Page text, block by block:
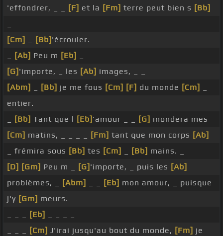
'effondrer, _ _
[F] et la [Fm] terre peut bien s [Bb]
[Cm]
[Bb] 'écrouler.
[Ab] Peu m [Eb]
[G] 'importe, _ les [Ab] images, _ _
[Abm]
[Bb] je me fous [Cm] [F] du monde [Cm]
entier.
[Bb] Tant que l [Eb] 'amour _ _ [G] inondera mes
[Cm] matins, _ _ _ _ [Fm] tant que mon corps [Ab]
_ frémira sous [Bb] tes [Cm] [Bb] mains. _
[D] [Gm] Peu m _ [G] 'importe, _ puis les [Ab]
problèmes, _
[Abm] [Eb] mon amour, _ puisque
j'y [Gm] meurs.
[Eb]
[Cm] J'irai jusqu'au bout du monde, [Fm] je